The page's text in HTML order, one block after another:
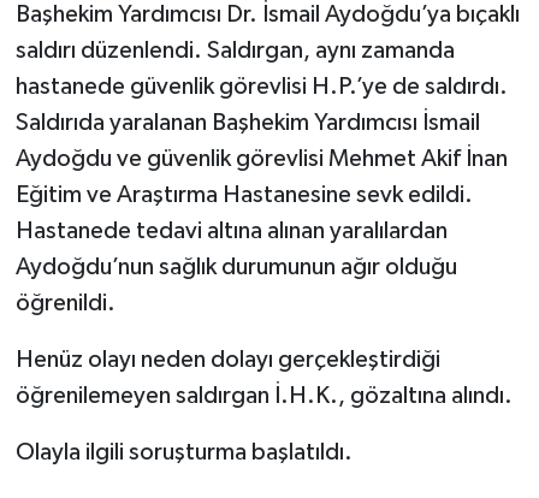
Başhekim Yardımcısı Dr. İsmail Aydoğdu’ya bıçaklı
saldırı düzenlendi. Saldırgan, aynı zamanda
hastanede güvenlik görevlisi H.P.’ye de saldırdı.
Saldırıda yaralanan Başhekim Yardımcısı İsmail
Aydoğdu ve güvenlik görevlisi Mehmet Akif İnan
Eğitim ve Araştırma Hastanesine sevk edildi.
Hastanede tedavi altına alınan yaralılardan
Aydoğdu’nun sağlık durumunun ağır olduğu
öğrenildi.
Henüz olayı neden dolayı gerçekleştirdiği
öğrenilemeyen saldırgan İ.H.K., gözaltına alındı.
Olayla ilgili soruşturma başlatıldı.